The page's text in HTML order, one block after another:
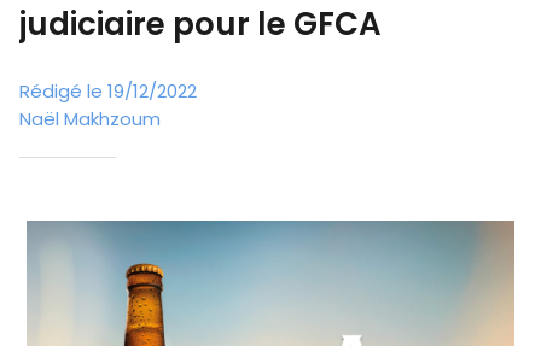
judiciaire pour le GFCA
Rédigé le 19/12/2022
Naël Makhzoum